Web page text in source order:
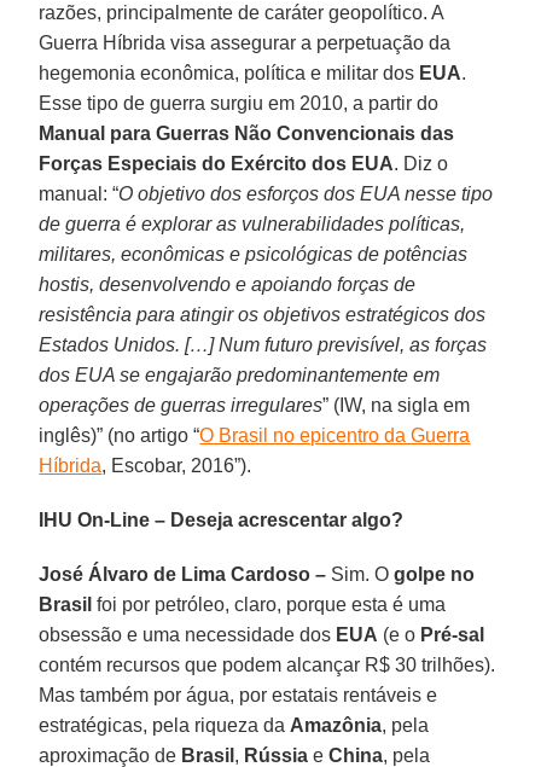
razões, principalmente de caráter geopolítico. A
Guerra Híbrida visa assegurar a perpetuação da
hegemonia econômica, política e militar dos EUA.
Esse tipo de guerra surgiu em 2010, a partir do
Manual para Guerras Não Convencionais das
Forças Especiais do Exército dos EUA. Diz o
manual: “O objetivo dos esforços dos EUA nesse tipo
de guerra é explorar as vulnerabilidades políticas,
militares, econômicas e psicológicas de potências
hostis, desenvolvendo e apoiando forças de
resistência para atingir os objetivos estratégicos dos
Estados Unidos. […] Num futuro previsível, as forças
dos EUA se engajarão predominantemente em
operações de guerras irregulares” (IW, na sigla em
inglês)” (no artigo “O Brasil no epicentro da Guerra
Híbrida, Escobar, 2016”).
IHU On-Line – Deseja acrescentar algo?
José Álvaro de Lima Cardoso – Sim. Ogolpe no
Brasil foi por petróleo, claro, porque esta é uma
obsessão e uma necessidade dos EUA (e o Pré-sal
contém recursos que podem alcançar R$ 30 trilhões).
Mas também por água, por estatais rentáveis e
estratégicas, pela riqueza da Amazônia, pela
aproximação de Brasil , Rússia eChina, pela